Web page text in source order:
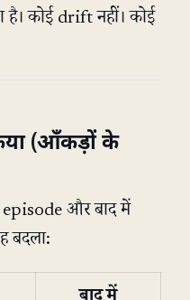
कोई drift नहीं। कोई
(आँकड़ों के
और बाद में
बदला:
बाद में